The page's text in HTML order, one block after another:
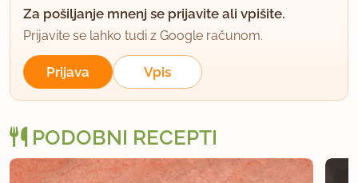
Za pošiljanje mnenj se prijavite ali vpišite.
Prijavite se lahko tudi z Google računom.
Prijava Vpis
PODOBNI RECEPTI